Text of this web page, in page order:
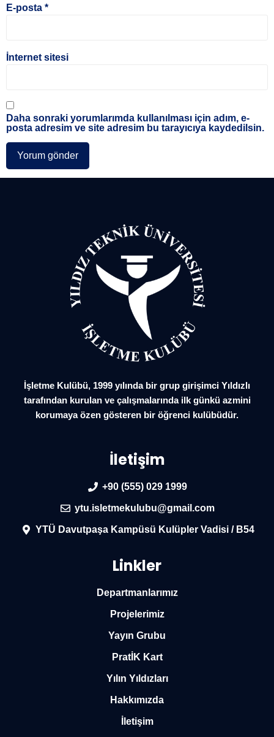
E-posta *
İnternet sitesi
Daha sonraki yorumlarımda kullanılması için adım, e-
posta adresim ve site adresim bu tarayıcıya kaydedilsin.
İşletme Kulübü, 1999 yılında bir grup girişimci Yıldızlı
tarafından kurulan ve çalışmalarında ilk günkü azmini
korumaya özen gösteren bir öğrenci kulübüdür.
İletişim
+90 (555) 029 1999
ytu.isletmekulubu@gmail.com
YTÜ Davutpaşa Kampüsü Kulüpler Vadisi / B54
Linkler
Departmanlarımız
Projelerimiz
Yayın Grubu
PratİK Kart
Yılın Yıldızları
Hakkımızda
İletişim